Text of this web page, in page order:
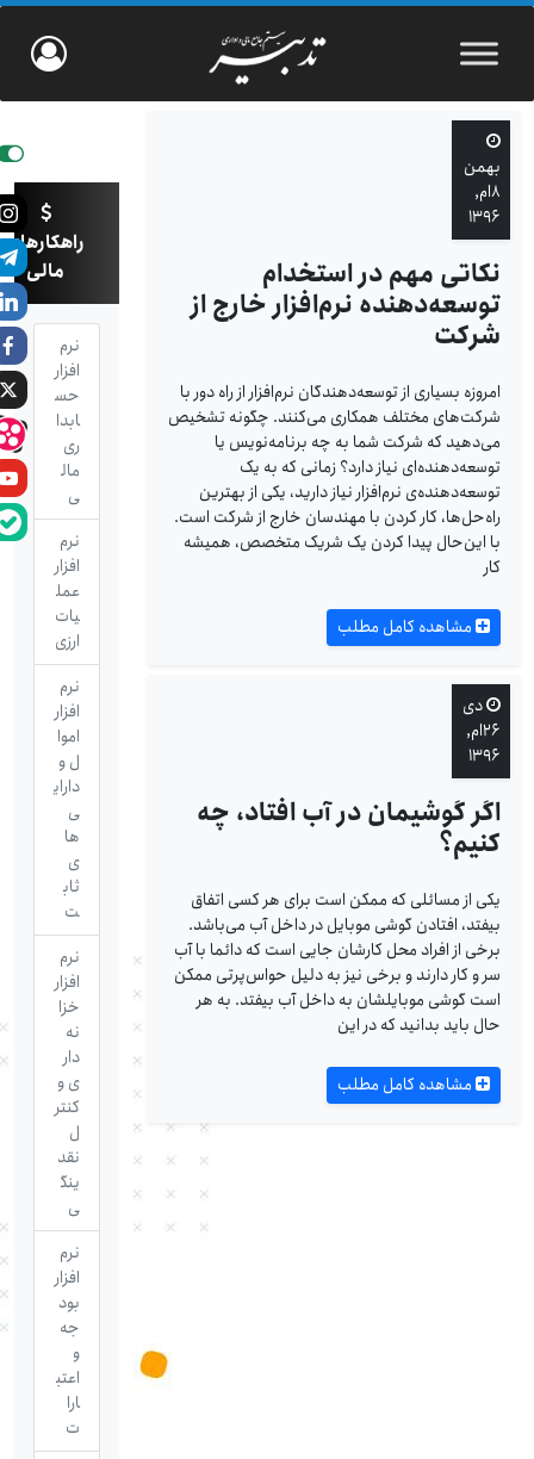
بهمن
۸ام,
۱۳۹۶
نکاتی مهم در استخدام
توسعه‌دهنده‌ نرم‌‌افزار خارج از
شرکت
امروزه بسیاری از توسعه‌دهندگان نرم‌افزار از راه دور با
شرکت‌های مختلف همکاری می‌کنند. چگونه تشخیص
می‌دهید که شرکت شما به چه برنامه‌نویس یا
توسعه‌دهنده‌ای نیاز دارد؟ زمانی که به یک
توسعه‌دهنده‌ی نرم‌افزار نیاز دارید، یکی از بهترین
راه‌حل‌ها، کار کردن با مهندسان خارج از شرکت است.
با این‌حال پیدا کردن یک شریک متخصص، همیشه
کار
مشاهده کامل مطلب
دی
۲۶ام,
۱۳۹۶
اگر گوشیمان در آب افتاد، چه
کنیم؟
یکی از مسائلی که ممکن است برای هر کسی اتفاق
بیفتد، افتادن گوشی موبایل در داخل آب می‌باشد.
برخی از افراد محل کارشان جایی است که دائما با آب
سر و کار دارند و برخی نیز به دلیل حواس‌پرتی ممکن
است گوشی موبایلشان به داخل آب بیفتد. به هر
حال باید بدانید که در این
مشاهده کامل مطلب
راهکارهای
مالی
نرم
افزار
حس
ابدا
ری
مال
ی
نرم
افزار
عمل
یات
ارزی
نرم
افزار
اموا
ل و
دارای
ی
ها
ی
ثاب
ت
نرم
افزار
خزا
نه
دار
ی و
کنتر
نقد
ینگ
ی
نرم
افزار
بود
جه
اعتب
ارا
ت